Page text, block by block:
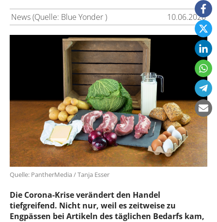
News (Quelle: Blue Yonder ) 10.06.2020
Quelle: PantherMedia / Tanja Esser
Die Corona-Krise verändert den Handel
tiefgreifend. Nicht nur, weil es zeitweise zu
Engpässen bei Artikeln des täglichen Bedarfs kam,